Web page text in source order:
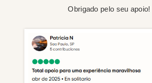
Obrigado pelo seu apoio!